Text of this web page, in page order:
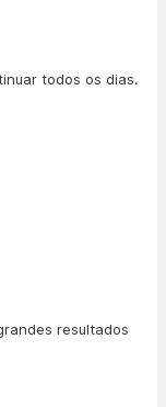
todos os dias.
resultados